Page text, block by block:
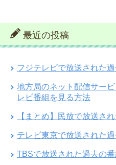
最近の投稿
フジテレビで放送された
地方局のネット配信サー
レビ番組を見る方法
【まとめ】民放で放送さ
テレビ東京で放送された
TBSで放送された過去の